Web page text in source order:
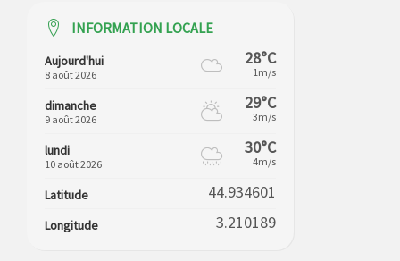
INFORMATION LOCALE
Aujourd'hui
8 août 2026
28°C
1m/s
dimanche
9 août 2026
29°C
3m/s
lundi
10 août 2026
30°C
4m/s
Latitude 44.934601
Longitude 3.210189